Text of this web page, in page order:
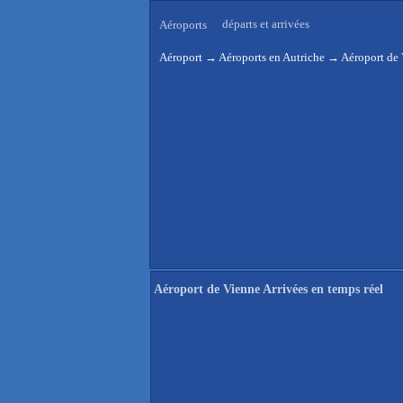
Aéroports départs et arrivées
Aéroport → Aéroports en Autriche → Aéroport de
Aéroport de Vienne Arrivées en temps réel